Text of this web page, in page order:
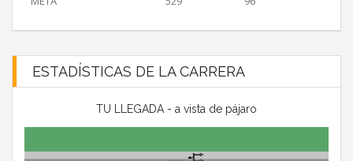
ESTADÍSTICAS DE LA CARRERA
TU LLEGADA - a vista de pájaro